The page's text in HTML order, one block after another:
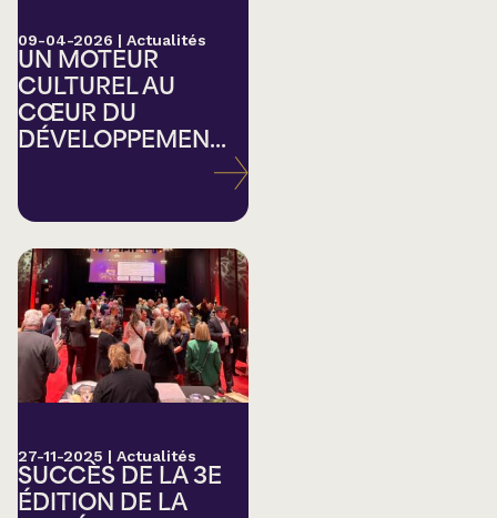
09-04-2026 | Actualités
UN MOTEUR
CULTUREL AU
CŒUR DU
DÉVELOPPEMEN...
27-11-2025 | Actualités
SUCCÈS DE LA 3E
ÉDITION DE LA